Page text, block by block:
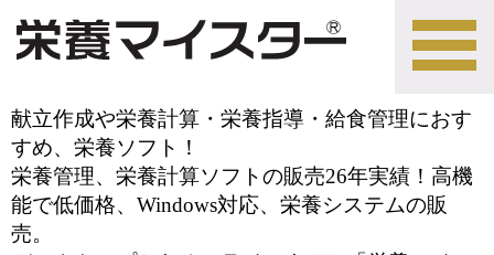
toggle
献立作成や栄養計算・栄養指導・給食管理におす
すめ、栄養ソフト！
栄養管理、栄養計算ソフトの販売26年実績！高機
能で低価格、Windows対応、栄養システムの販
売。